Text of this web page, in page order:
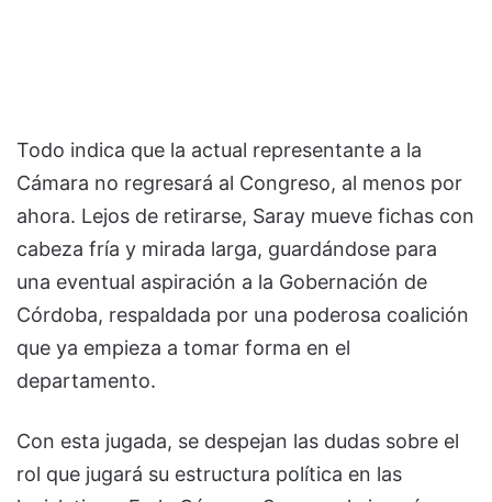
Todo indica que la actual representante a la
Cámara no regresará al Congreso, al menos por
ahora. Lejos de retirarse, Saray mueve fichas con
cabeza fría y mirada larga, guardándose para
una eventual aspiración a la Gobernación de
Córdoba, respaldada por una poderosa coalición
que ya empieza a tomar forma en el
departamento.
Con esta jugada, se despejan las dudas sobre el
rol que jugará su estructura política en las